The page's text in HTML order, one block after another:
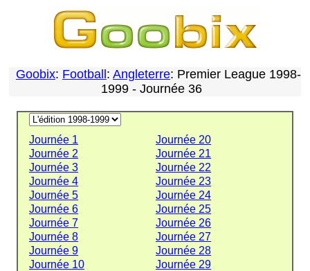
Goobix: Football : Angleterre: Premier League 1998-
1999 - Journée 36
Journée 1
Journée 20
Journée 2
Journée 21
Journée 3
Journée 22
Journée 4
Journée 23
Journée 5
Journée 24
Journée 6
Journée 25
Journée 7
Journée 26
Journée 8
Journée 27
Journée 9
Journée 28
Journée 10
Journée 29